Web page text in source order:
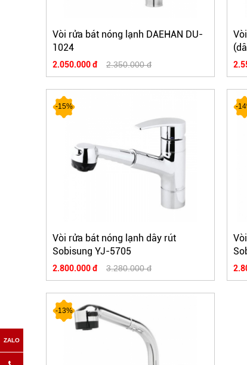
Vòi rửa bát nóng lạnh DAEHAN DU-
1024
2.050.000 đ 2.350.000 đ
-15%
Vòi rửa bát nóng lạnh dây rút
Sobisung YJ-5705
2.800.000 đ 3.280.000 đ
-
-13%